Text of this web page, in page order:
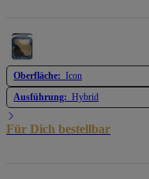
Oberfläche: Icon
Ausführung: Hybrid
Für Dich bestellbar